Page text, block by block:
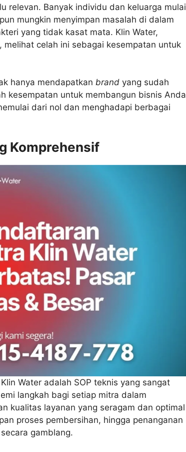
relevan. Banyak individu dan keluarga mulai
mungkin menyimpan masalah di dalam
yang tidak kasat mata. Klin Water,
celah ini sebagai kesempatan untuk
hanya mendapatkan brand yang sudah
kesempatan untuk membangun bisnis Anda
dari nol dan menghadapi berbagai
Komprehensif
Water adalah SOP teknis yang sangat
langkah bagi setiap mitra dalam
kualitas layanan yang seragam dan optimal
proses pembersihan, hingga penanganan
gamblang.